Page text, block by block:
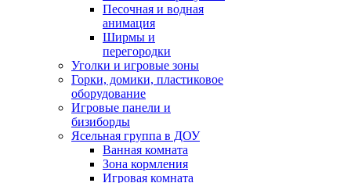
Песочная и водная
анимация
Ширмы и
перегородки
Уголки и игровые зоны
Горки, домики, пластиковое
оборудование
Игровые панели и
бизиборды
Ясельная группа в ДОУ
Ванная комната
Зона кормления
Игровая комната